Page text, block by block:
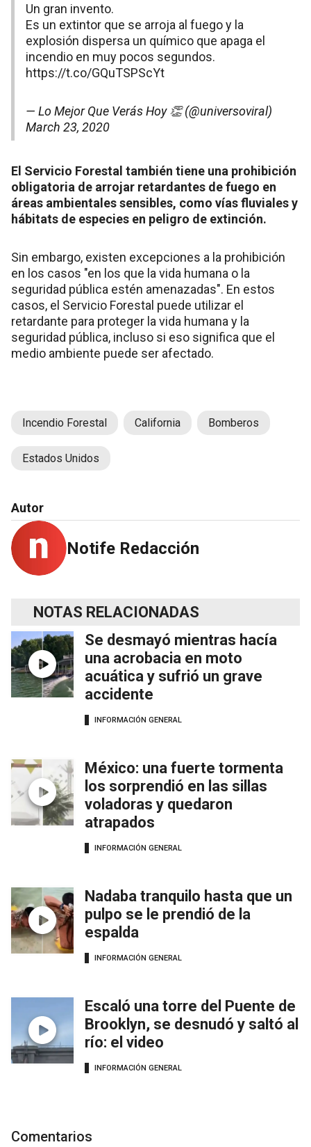
Un gran invento.
Es un extintor que se arroja al fuego y la
explosión dispersa un químico que apaga el
incendio en muy pocos segundos.
https://t.co/GQuTSPScYt
— Lo Mejor Que Verás Hoy 👏 (@universoviral)
March 23, 2020
El Servicio Forestal también tiene una prohibición
obligatoria de arrojar retardantes de fuego en
áreas ambientales sensibles, como vías fluviales y
hábitats de especies en peligro de extinción.
Sin embargo, existen excepciones a la prohibición
en los casos "en los que la vida humana o la
seguridad pública estén amenazadas". En estos
casos, el Servicio Forestal puede utilizar el
retardante para proteger la vida humana y la
seguridad pública, incluso si eso significa que el
medio ambiente puede ser afectado.
Incendio Forestal California Bomberos
Estados Unidos
Autor
Notife Redacción
NOTAS RELACIONADAS
Se desmayó mientras hacía
una acrobacia en moto
acuática y sufrió un grave
accidente
INFORMACIÓN GENERAL
México: una fuerte tormenta
los sorprendió en las sillas
voladoras y quedaron
atrapados
INFORMACIÓN GENERAL
Nadaba tranquilo hasta que un
pulpo se le prendió de la
espalda
INFORMACIÓN GENERAL
Escaló una torre del Puente de
Brooklyn, se desnudó y saltó al
río: el video
INFORMACIÓN GENERAL
Comentarios